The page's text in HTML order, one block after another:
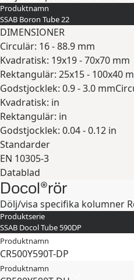
Produktnamn
SSAB Boron Tube 22
DIMENSIONER
Circulär: 16 - 88.9 mm
Kvadratisk: 19x19 - 70x70 mm
Rektangulär: 25x15 - 100x40
Godstjocklek: 0.9 - 3.0 mm
Kvadratisk: in
Rektangulär: in
Godstjocklek: 0.04 - 0.12 in
Standarder
EN 10305-3
Datablad
Expandera
Docol®rör
Dölj/visa specifika kolumner
Produktserie
SSAB Docol Tube 590DP
Produktnamn
CR500Y590T-DP
Produktnamn